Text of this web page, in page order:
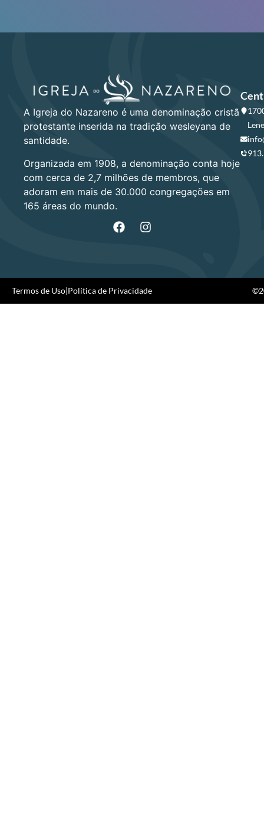
A Igreja do Nazareno é uma denominação cristã
protestante inserida na tradição wesleyana de
santidade.
Organizada em 1908, a denominação conta hoje
com cerca de 2,7 milhões de membros, que
adoram em mais de 30.000 congregações em
165 áreas do mundo.
Termos de Uso|Política de Privacidade